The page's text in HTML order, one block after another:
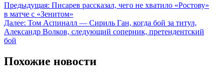
Предыдущая: Писарев рассказал, чего не хватило «Ростову»
в матче с «Зенитом»
Далее: Том Аспиналл — Сириль Ган, когда бой за титул,
Александр Волков, следующий соперник, претендентский
бой
Похожие новости